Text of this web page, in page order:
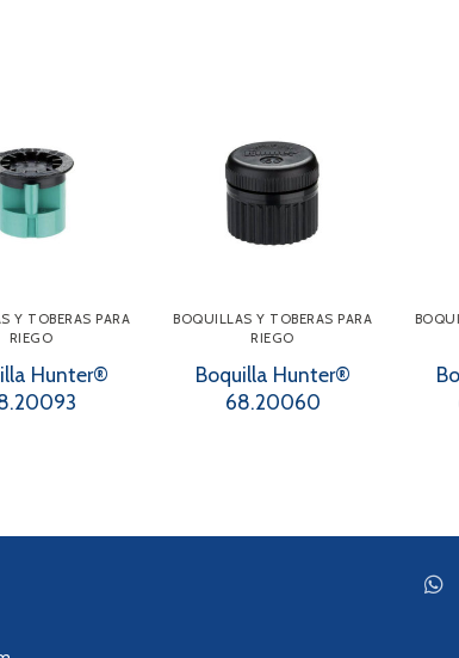
Y TOBERAS PARA
RIEGO
Hunter®
BOQUILLAS Y TOBERAS PARA
RIEGO
Boquilla Hunter®
68.20060